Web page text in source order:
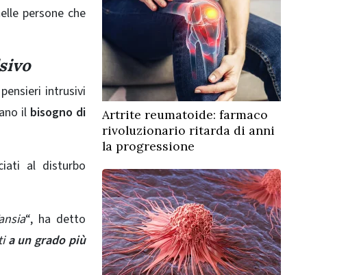
persone che
intrusivi
il bisogno di
al disturbo
“, ha detto
a un grado più
Artrite reumatoide: farmaco
rivoluzionario ritarda di anni
la progressione